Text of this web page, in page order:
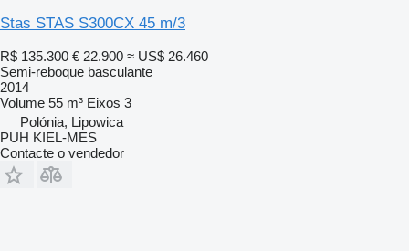
Stas STAS S300CX 45 m/3
R$ 135.300 € 22.900 ≈ US$ 26.460
Semi-reboque basculante
2014
Volume 55 m³ Eixos 3
Polónia, Lipowica
PUH KIEL-MES
Contacte o vendedor